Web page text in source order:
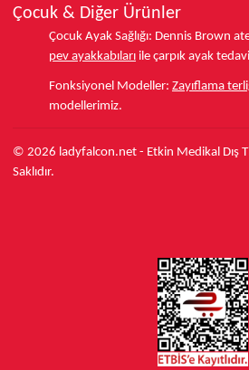
Çocuk & Diğer Ürünler
Çocuk Ayak Sağlığı: Dennis Brown
pev ayakkabıları ile çarpık ayak
Fonksiyonel Modeller: Zayıflama
modellerimiz.
© 2026 ladyfalcon.net - Etkin Medikal Dış
Saklıdır.